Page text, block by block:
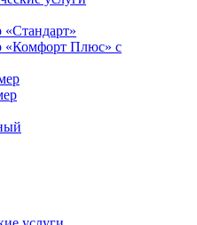
«Комфорт Плюс» с